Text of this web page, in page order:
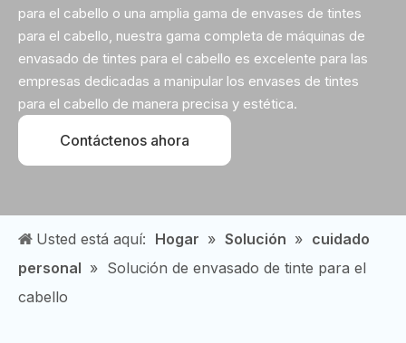
para el cabello o una amplia gama de envases de tintes
para el cabello, nuestra gama completa de máquinas de
envasado de tintes para el cabello es excelente para las
empresas dedicadas a manipular los envases de tintes
para el cabello de manera precisa y estética.
Contáctenos ahora
Usted está aquí: Hogar » Solución » cuidado
personal » Solución de envasado de tinte para el
cabello